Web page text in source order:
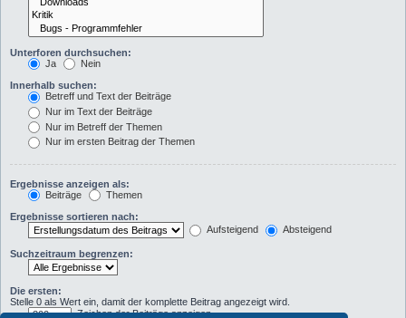
Unterforen durchsuchen:
Ja
Nein
Innerhalb suchen:
Betreff und Text der Beiträge
Nur im Text der Beiträge
Nur im Betreff der Themen
Nur im ersten Beitrag der Themen
Ergebnisse anzeigen als:
Beiträge
Themen
Ergebnisse sortieren nach:
Aufsteigend
Absteigend
Suchzeitraum begrenzen:
Die ersten:
Stelle 0 als Wert ein, damit der komplette Beitrag angezeigt wird.
Zeichen der Beiträge anzeigen